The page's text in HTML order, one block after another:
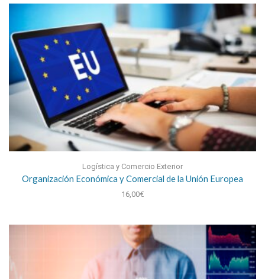
Logística y Comercio Exterior
Organización Económica y Comercial de la Unión Europea
16,00€